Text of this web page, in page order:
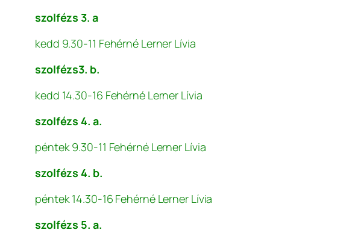
szolfézs 3. a
kedd 9.30-11 Fehérné Lerner Lívia
szolfézs3. b.
kedd 14.30-16 Fehérné Lerner Lívia
szolfézs 4. a.
péntek 9.30-11 Fehérné Lerner Lívia
szolfézs 4. b.
péntek 14.30-16 Fehérné Lerner Lívia
szolfézs 5. a.